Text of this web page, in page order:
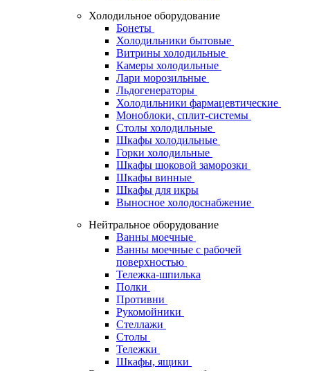
Холодильное оборудование
Бонеты
Холодильники бытовые
Витрины холодильные
Камеры холодильные
Лари морозильные
Льдогенераторы
Холодильники фармацевтические
Моноблоки, сплит-системы
Столы холодильные
Шкафы холодильные
Горки холодильные
Шкафы шоковой заморозки
Шкафы винные
Шкафы для икры
Выносное холодоснабжение
Нейтральное оборудование
Ванны моечные
Ванны моечные с рабочей
поверхностью
Тележка-шпилька
Полки
Противни
Рукомойники
Стеллажи
Столы
Тележки
Шкафы, ящики